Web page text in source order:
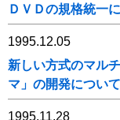
ＤＶＤの規格統一
1995.12.05
新しい方式のマル
マ」の開発について
1995.11.28